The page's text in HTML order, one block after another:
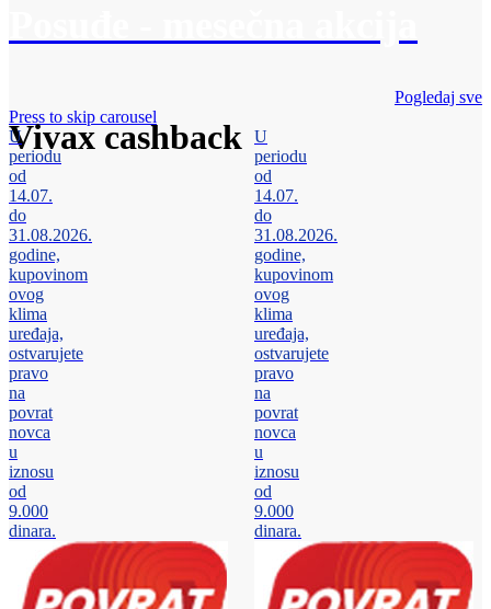
Vivax cashback
Pogledaj sve
Press to skip carousel
U
periodu
od
14.07.
do
31.08.2026.
godine,
kupovinom
ovog
klima
uređaja,
ostvarujete
pravo
na
povrat
novca
u
iznosu
od
9.000
dinara.
U
periodu
od
14.07.
do
31.08.2026.
godine,
kupovinom
ovog
klima
uređaja,
ostvarujete
pravo
na
povrat
novca
u
iznosu
od
9.000
dinara.